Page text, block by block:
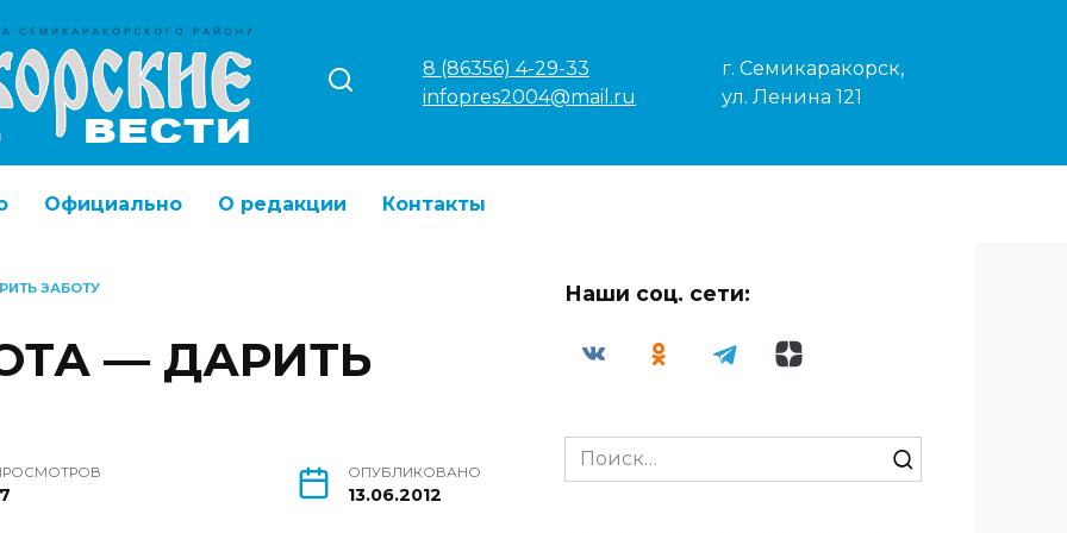
8 (86356) 4-29-33
infopres2004@mail.ru
г. Семикаракорск,
ул. Ленина 121
Официально О редакции Контакты
ЗАБОТУ
— ДАРИТЬ
ОПУБЛИКОВАНО
13.06.2012
Наши соц. сети:
Search
for: